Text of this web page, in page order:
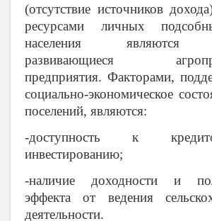
(отсутствие источников
ресурсами личных
населения являются
развивающиеся
предприятия. Факторами,
социально-экономическое
поселений, являются:
-доступность к
инвестированию;
-наличие доходности и
эффекта от ведения
деятельности.